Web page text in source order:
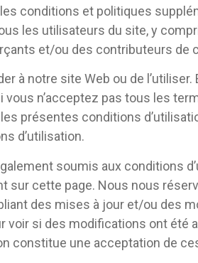
conditions et politiques
les utilisateurs du site, y
et/ou des contributeurs de
à notre site Web ou de l’utiliser.
vous n’acceptez pas tous les
présentes conditions
d’utilisation.
soumis aux conditions
cette page. Nous nous
des mises à jour et/ou des
si des modifications ont été
constitue une acceptation de